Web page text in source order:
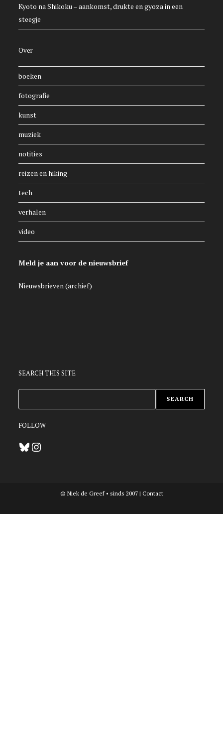
Kyoto na Shikoku – aankomst, drukte en gyoza in een
steegje
Over
boeken
fotografie
kunst
muziek
notities
reizen en hiking
tech
verhalen
video
Meld je aan voor de nieuwsbrief
Nieuwsbrieven (archief)
SEARCH THIS SITE
SEARCH
FOLLOW
BlueskyInstagram
© Niek de Greef • sinds 2007 | Contact